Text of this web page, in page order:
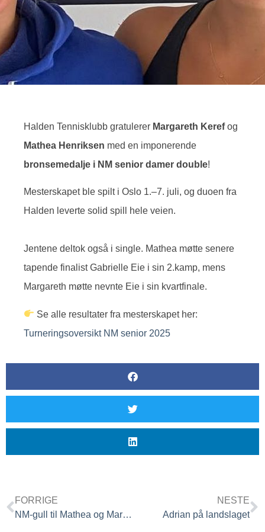
Halden Tennisklubb gratulerer Margareth Kerefog
Mathea Henriksen med en imponerende
bronsemedalje i NM senior damer double!
Mesterskapet ble spilt i Oslo 1.–7. juli, og duoen fra
Halden leverte solid spill hele veien.
Jentene deltok også i single. Mathea møtte senere
tapende finalist Gabrielle Eie i sin 2.kamp, mens
Margareth møtte nevnte Eie i sin kvartfinale.
Se alle resultater fra mesterskapet her:
Turneringsoversikt NM senior 2025
FORRIGE
NM-gull til Mathea og Margareth
NESTE
Adrian på landslaget